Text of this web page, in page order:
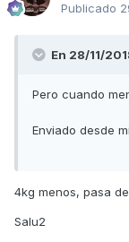
Publicado
En 28/11/
Pero cuando
Enviado desde
4kg menos, pasa
Salu2